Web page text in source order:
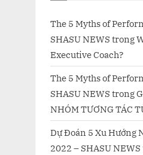
The 5 Myths of
SHASU NEWS trong
Executive Coach?
The 5 Myths of
SHASU NEWS trong
NHÓM TƯƠNG TÁC
Dự Đoán 5 Xu Hướng
2022 – SHASU NEWS